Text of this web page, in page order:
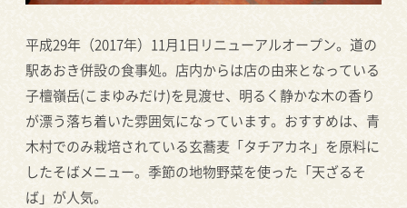
平成29年（2017年）11月1日リニューアルオープン。道の
駅あおき併設の食事処。店内からは店の由来となっている
子檀嶺岳(こまゆみだけ)を見渡せ、明るく静かな木の香り
が漂う落ち着いた雰囲気になっています。おすすめは、青
木村でのみ栽培されている玄蕎麦「タチアカネ」を原料に
したそばメニュー。季節の地物野菜を使った「天ざるそ
ば」が人気。